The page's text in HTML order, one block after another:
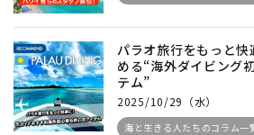
パラオ旅行をもっと
める“海外ダイビング
テム”
2025/10/29（水）
海と生きる人たちのコラム一